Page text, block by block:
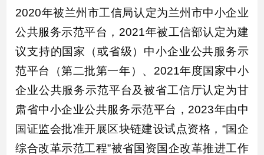
2020年被兰州市工信局认定为兰州市中小企业
公共服务示范平台，2021年被工信部认定为建
议支持的国家（或省级）中小企业公共服务示
范平台（第二批第一年）、2021年度国家中小
企业公共服务示范平台及被省工信厅认定为甘
肃省中小企业公共服务示范平台，2023年由中
国证监会批准开展区块链建设试点资格，“国企
综合改革示范工程”被省国资国企改革推进工作